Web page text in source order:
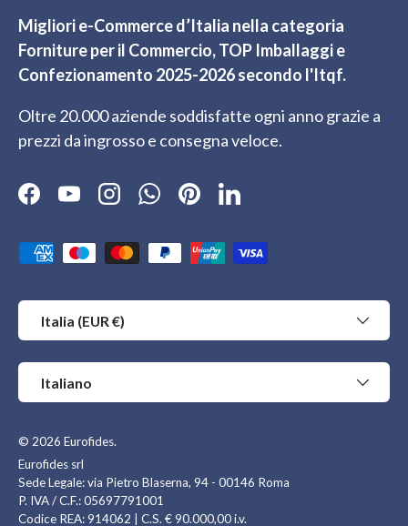
Migliori e-Commerce d’Italia nella categoria
Forniture per il Commercio, TOP Imballaggi e
Confezionamento 2025-2026 secondo l'Itqf.
Oltre 20.000 aziende soddisfatte ogni anno grazie a
prezzi da ingrosso e consegna veloce.
Facebook
YouTubeInstagramWhatsApp
PinterestLinkedIn
Metodi di pagamento accettati
Paese/Regione
Italia (EUR €)
Lingua
Italiano
© 2026 Eurofides.
Eurofides srl
Sede Legale: via Pietro Blaserna, 94 - 00146 Roma
P. IVA / C.F.: 05697791001
Codice REA: 914062 | C.S. € 90.000,00 i.v.